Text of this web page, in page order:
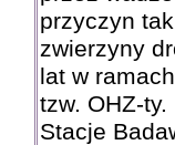
przyczyn
zwierzyny
lat w
tzw. OHZ-
Stacje